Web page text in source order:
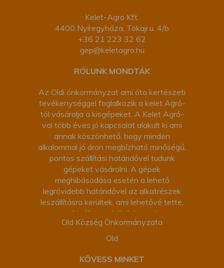
Kelet-Agro Kft.
4400 Nyíregyháza, Tokaji u. 4/b
+36 21 223 32 62
gep@keletagro.hu
RÓLUNK MONDTÁK
Az Oldi önkormányzat ami óta kertészeti
tevékenységgel foglalkozik a kelet Agró-
tól vásárolja a kisgépeket. A Kelet Agró-
val több éves jó kapcsolat alakult ki ami
annak köszönhető, hogy minden
alkalommal jó áron megbízható minőségű,
pontos szállítási határidővel tudunk
gépeket vásárolni. A gépek
meghibásodása esetén a lehető
legrövidebb határidővel az alkatrészek
leszállításra kerültek, ami lehetővé tette,
az aktuális munkák folyamatos
elvégzését. A kiszolgálás udvarias, és a
munkatársak nagy profizmussal végzik
Old Község Önkormányzata
Old
KÖVESS MINKET